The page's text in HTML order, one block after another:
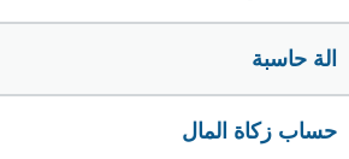
الة حاسبة
حساب زكاة المال